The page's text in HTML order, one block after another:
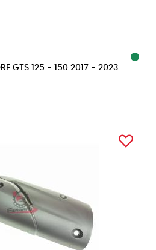
GTS 125 - 150 2017 - 2023